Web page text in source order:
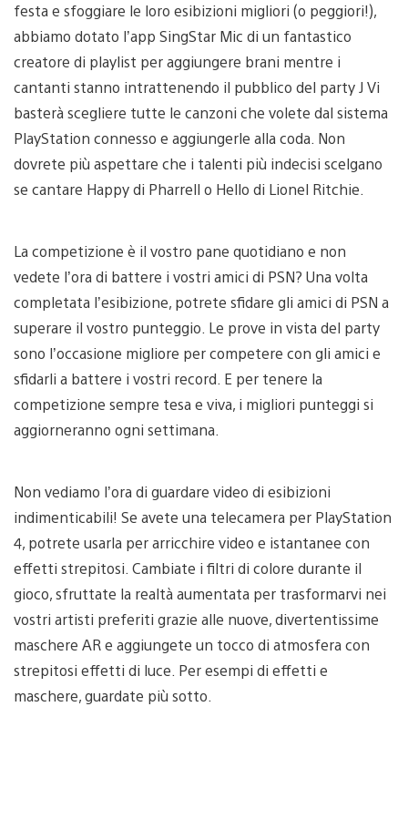
festa e sfoggiare le loro esibizioni migliori (o peggiori!),
abbiamo dotato l’app SingStar Mic di un fantastico
creatore di playlist per aggiungere brani mentre i
cantanti stanno intrattenendo il pubblico del party J Vi
basterà scegliere tutte le canzoni che volete dal sistema
PlayStation connesso e aggiungerle alla coda. Non
dovrete più aspettare che i talenti più indecisi scelgano
se cantare Happy di Pharrell o Hello di Lionel Ritchie.
La competizione è il vostro pane quotidiano e non
vedete l’ora di battere i vostri amici di PSN? Una volta
completata l’esibizione, potrete sfidare gli amici di PSN a
superare il vostro punteggio. Le prove in vista del party
sono l’occasione migliore per competere con gli amici e
sfidarli a battere i vostri record. E per tenere la
competizione sempre tesa e viva, i migliori punteggi si
aggiorneranno ogni settimana.
Non vediamo l’ora di guardare video di esibizioni
indimenticabili! Se avete una telecamera per PlayStation
4, potrete usarla per arricchire video e istantanee con
effetti strepitosi. Cambiate i filtri di colore durante il
gioco, sfruttate la realtà aumentata per trasformarvi nei
vostri artisti preferiti grazie alle nuove, divertentissime
maschere AR e aggiungete un tocco di atmosfera con
strepitosi effetti di luce. Per esempi di effetti e
maschere, guardate più sotto.